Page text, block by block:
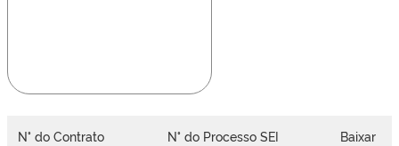
N° do Contrato N° do Processo SEI Baixar